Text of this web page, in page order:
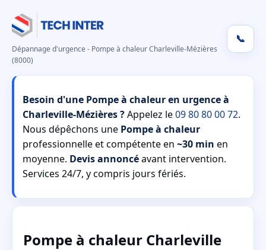
Dépannage d'urgence - Pompe à chaleur Charleville-Mézières
(8000)
📞
Besoin d'une Pompe à chaleur en urgence à
Charleville-Mézières ?Appelez le09 80 80 00 72.
Nous dépêchons une Pompe à chaleur
professionnelle et compétente en ~30 min en
moyenne. Devis annoncéavant intervention.
Services 24/7, y compris jours fériés.
Pompe à chaleur Charleville